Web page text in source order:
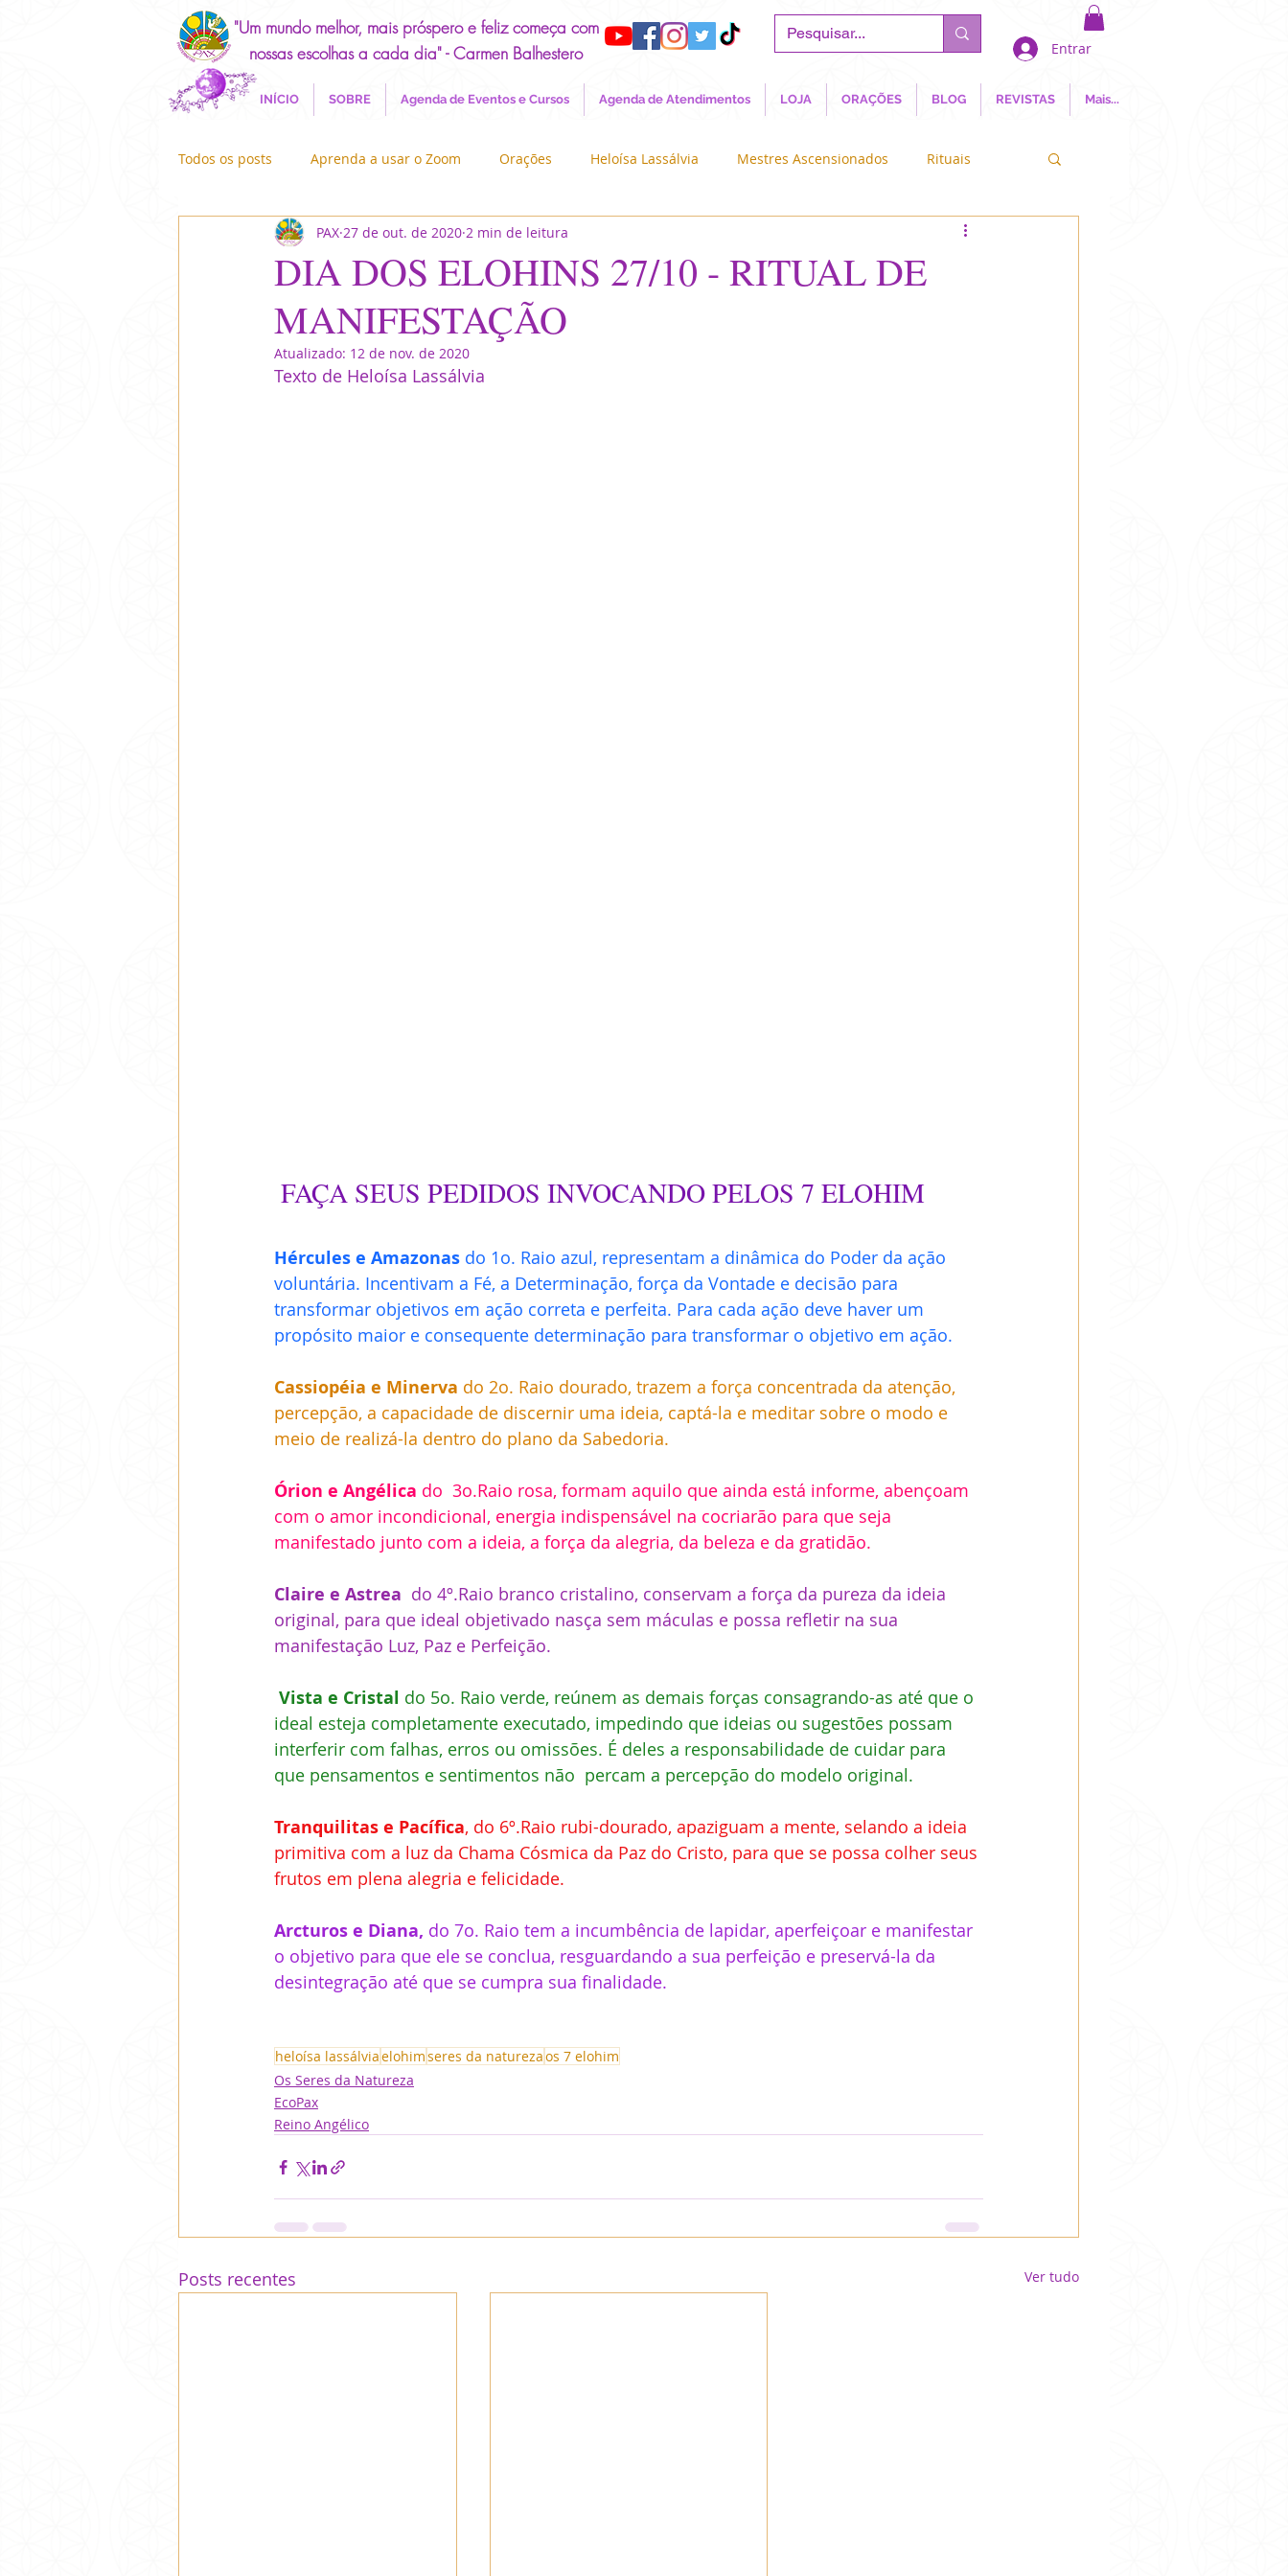
"Um mundo melhor, mais próspero e feliz começa com
nossas escolhas a cada dia" - Carmen Balhestero
Entrar
INÍCIO SOBRE Agenda de Eventos e Cursos Agenda de Atendimentos LOJA ORAÇÕES BLOG REVISTAS Mais...
Todos os posts Aprenda a usar o Zoom Orações Heloísa Lassálvia Mestres Ascensionados Rituais
Canalizações Exercícios Crianças da Nova Era
Reino Angélico EcoPax Sagrado Feminino
Paramahansa Yogananda
DIA DOS ELOHINS 27/10 - RITUAL DE
MANIFESTAÇÃO
PAX 27 de out. de 2020 2 min de leitura
Atualizado: 12 de nov. de 2020
Texto de Heloísa Lassálvia
FAÇA SEUS PEDIDOS INVOCANDO PELOS 7 ELOHIM
Hércules e Amazonas do 1o. Raio azul, representam a dinâmica do Poder da ação
voluntária. Incentivam a Fé, a Determinação, força da Vontade e decisão para
transformar objetivos em ação correta e perfeita. Para cada ação deve haver um
propósito maior e consequente determinação para transformar o objetivo em ação.
Cassiopéia e Minerva do 2o. Raio dourado, trazem a força concentrada da atenção,
percepção, a capacidade de discernir uma ideia, captá-la e meditar sobre o modo e
meio de realizá-la dentro do plano da Sabedoria.
Órion e Angélica do  3o.Raio rosa, formam aquilo que ainda está informe, abençoam
com o amor incondicional, energia indispensável na cocriarão para que seja
manifestado junto com a ideia, a força da alegria, da beleza e da gratidão.
Claire e Astrea do 4º.Raio branco cristalino, conservam a força da pureza da ideia
original, para que ideal objetivado nasça sem máculas e possa refletir na sua
manifestação Luz, Paz e Perfeição.
Vista e Cristal do 5o. Raio verde, reúnem as demais forças consagrando-as até que o
ideal esteja completamente executado, impedindo que ideias ou sugestões possam
interferir com falhas, erros ou omissões. É deles a responsabilidade de cuidar para
que pensamentos e sentimentos não  percam a percepção do modelo original.
Tranquilitas e Pacífica, do 6º.Raio rubi-dourado, apaziguam a mente, selando a ideia
primitiva com a luz da Chama Cósmica da Paz do Cristo, para que se possa colher seus
frutos em plena alegria e felicidade.
Arcturos e Diana, do 7o. Raio tem a incumbência de lapidar, aperfeiçoar e manifestar
o objetivo para que ele se conclua, resguardando a sua perfeição e preservá-la da
desintegração até que se cumpra sua finalidade.
heloísa lassálviaelohimseres da naturezaos 7 elohim
Os Seres da Natureza
EcoPax
Reino Angélico
Posts recentes Ver tudo